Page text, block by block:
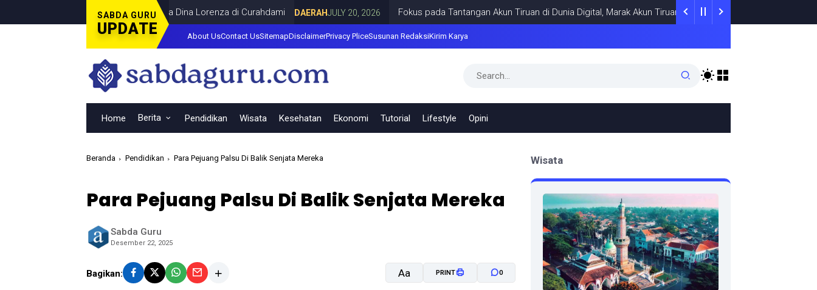
SABDA GURU
UPDATE
Nobar Final Piala Dunia Bersama Dina Lorenza di Curahdami DAERAHJULY 20, 2026 Fokus pada Tantangan Akun Tiruan di Dunia Digital, Marak Akun Tiruan, Pengelola TikTok @samsungstore.ta
About UsContact UsSitemapDisclaimerPrivacy PliceSusunan RedaksiKirim Karya
Home Berita Pendidikan Wisata Kesehatan Ekonomi Tutorial Lifestyle Opini
Beranda Pendidikan Para Pejuang Palsu Di Balik Senjata Mereka
Para Pejuang Palsu Di Balik Senjata Mereka
Sabda Guru
Desember 22, 2025
Bagikan: Aa PRINT 0
Wisata